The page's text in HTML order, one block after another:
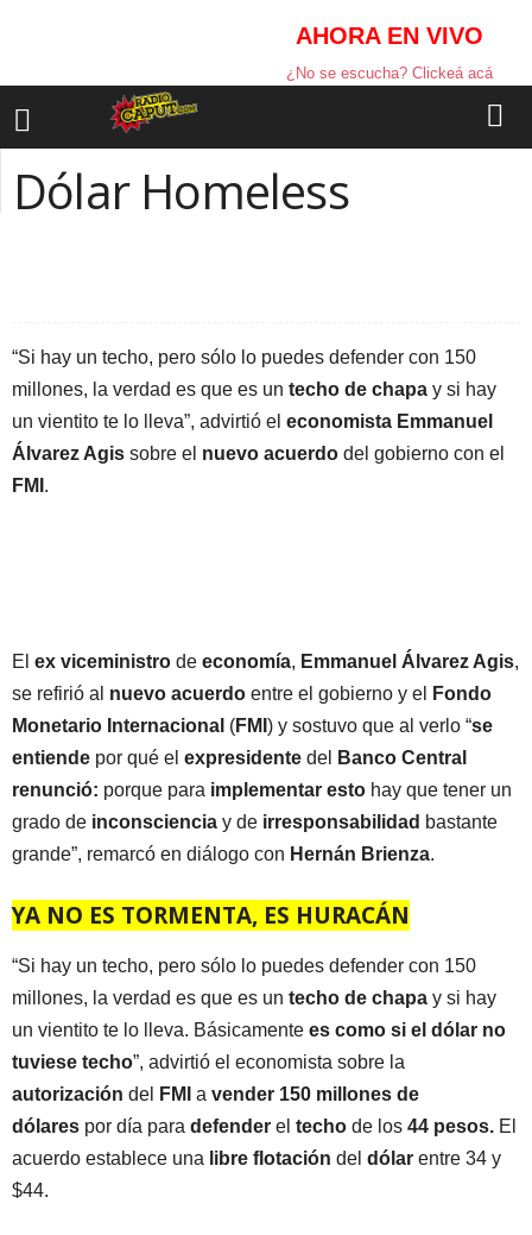
AHORA EN VIVO
¿No se escucha? Clickeá acá
Dólar Homeless
“Si hay un techo, pero sólo lo puedes defender con 150
millones, la verdad es que es un techo de chapa y si hay
un vientito te lo lleva”, advirtió el economista Emmanuel
Álvarez Agis sobre el nuevo acuerdo del gobierno con el
FMI .
El ex viceministro de economía, Emmanuel Álvarez Agis,
se refirió al nuevo acuerdo entre el gobierno y el
Fondo
Monetario Internacional (FMI ) y sostuvo que al verlo “se
entiende por qué el expresidente del
Banco Central
renunció: porque para implementar esto hay que tener un
grado de inconsciencia y de irresponsabilidad bastante
grande”, remarcó en diálogo con Hernán Brienza.
YA NO ES TORMENTA, ES HURACÁN
“Si hay un techo, pero sólo lo puedes defender con 150
millones, la verdad es que es un techo de chapa y si hay
un vientito te lo lleva. Básicamente es como si el dólar no
tuviese techo”, advirtió el economista sobre la
autorización del FMI a vender 150 millones de
dólares por día para defender el techo de los 44 pesos. El
acuerdo establece una libre flotación del dólar entre 34 y
$44.